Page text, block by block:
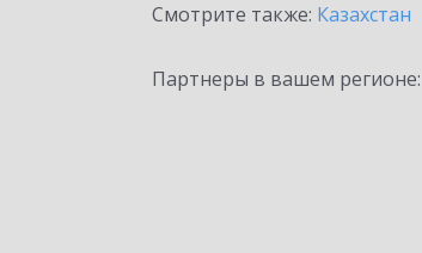
Смотрите также: Казахстан
Партнеры в вашем регионе: